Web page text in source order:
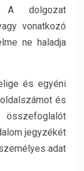
A dolgozat
vonatkozó
ne haladja
és egyéni
és
jegyzékét
adat